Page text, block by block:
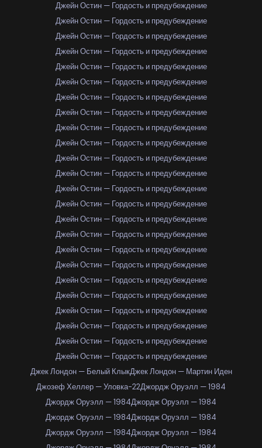
Джейн Остин — Гордость и предубеждение
Джейн Остин — Гордость и предубеждение
Джейн Остин — Гордость и предубеждение
Джейн Остин — Гордость и предубеждение
Джейн Остин — Гордость и предубеждение
Джейн Остин — Гордость и предубеждение
Джейн Остин — Гордость и предубеждение
Джейн Остин — Гордость и предубеждение
Джейн Остин — Гордость и предубеждение
Джейн Остин — Гордость и предубеждение
Джейн Остин — Гордость и предубеждение
Джейн Остин — Гордость и предубеждение
Джейн Остин — Гордость и предубеждение
Джейн Остин — Гордость и предубеждение
Джейн Остин — Гордость и предубеждение
Джейн Остин — Гордость и предубеждение
Джейн Остин — Гордость и предубеждение
Джейн Остин — Гордость и предубеждение
Джейн Остин — Гордость и предубеждение
Джейн Остин — Гордость и предубеждение
Джейн Остин — Гордость и предубеждение
Джейн Остин — Гордость и предубеждение
Джейн Остин — Гордость и предубеждение
Джейн Остин — Гордость и предубеждение
Джек Лондон — Белый КлыкДжек Лондон — Мартин Иден
Джозеф Хеллер — Уловка-22Джордж Оруэлл — 1984
Джордж Оруэлл — 1984Джордж Оруэлл — 1984
Джордж Оруэлл — 1984Джордж Оруэлл — 1984
Джордж Оруэлл — 1984Джордж Оруэлл — 1984